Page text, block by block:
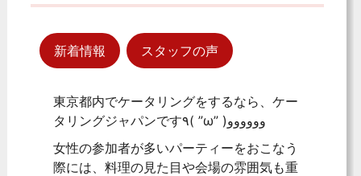
新着情報 スタッフの声
東京都内でケータリングをするなら、ケー
タリングジャパンです٩( ”ω” )وووووو
女性の参加者が多いパーティーをおこなう
際には、料理の見た目や会場の雰囲気も重